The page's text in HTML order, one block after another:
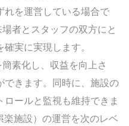
れを運営している場合で
者とスタッフの双方にと
実に実現します。
素化し、収益を向上さ
できます。同時に、施設の
ールと監視も維持できま
施設）の運営を次のレベ